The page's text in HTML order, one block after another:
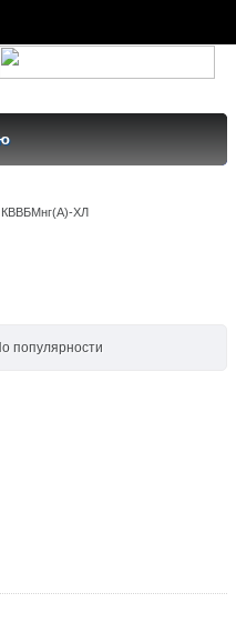
КВВБМнг(A)-ХЛ
популярности